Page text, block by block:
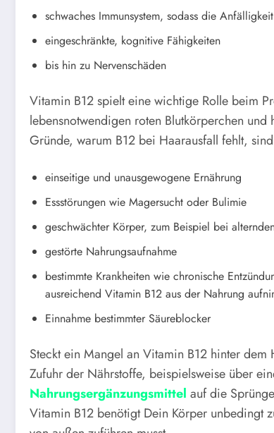
schwaches Immunsystem, sodass die
eingeschränkte, kognitive Fähigkeiten
bis hin zu Nervenschäden
Vitamin B12 spielt eine wichtige Rolle beim
lebensnotwendigen roten Blutkörperchen und
Gründe, warum B12 bei Haarausfall fehlt,
einseitige und unausgewogene Ernährung
Essstörungen wie Magersucht oder Bulimie
geschwächter Körper, zum Beispiel bei
gestörte Nahrungsaufnahme
bestimmte Krankheiten wie chronische
ausreichend Vitamin B12 aus der Nahrung
Einnahme bestimmter Säureblocker
Steckt ein Mangel an Vitamin B12 hinter
Zufuhr der Nährstoffe, beispielsweise über
Nahrungsergänzungsmittel auf die
Vitamin B12 benötigt Dein Körper unbedingt